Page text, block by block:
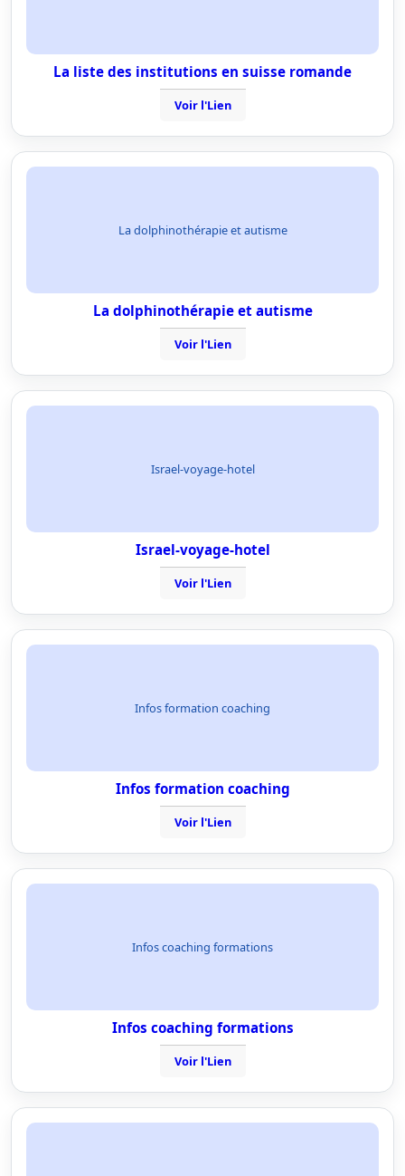
La liste des institutions en suisse romande
Voir l'Lien
La dolphinothérapie et autisme
La dolphinothérapie et autisme
Voir l'Lien
Israel-voyage-hotel
Israel-voyage-hotel
Voir l'Lien
Infos formation coaching
Infos formation coaching
Voir l'Lien
Infos coaching formations
Infos coaching formations
Voir l'Lien